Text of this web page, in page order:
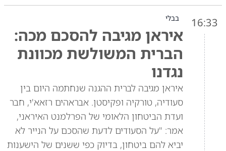
16:33 בבלי
איראן מגיבה להסכם מכה:
הברית המשולשת מכוונת
נגדנו
איראן מגיבה לברית ההגנה שנחתמה היום בין
סעודיה, טורקיה ופקיסטן. אבראהים רזאא'י, חבר
ועדת הביטחון הלאומי של הפרלמנט האיראני,
אמר: "על הסעודים לדעת שהסכם על הנייר לא
יביא להם ביטחון, בדיוק כפי ששנים של הישענות